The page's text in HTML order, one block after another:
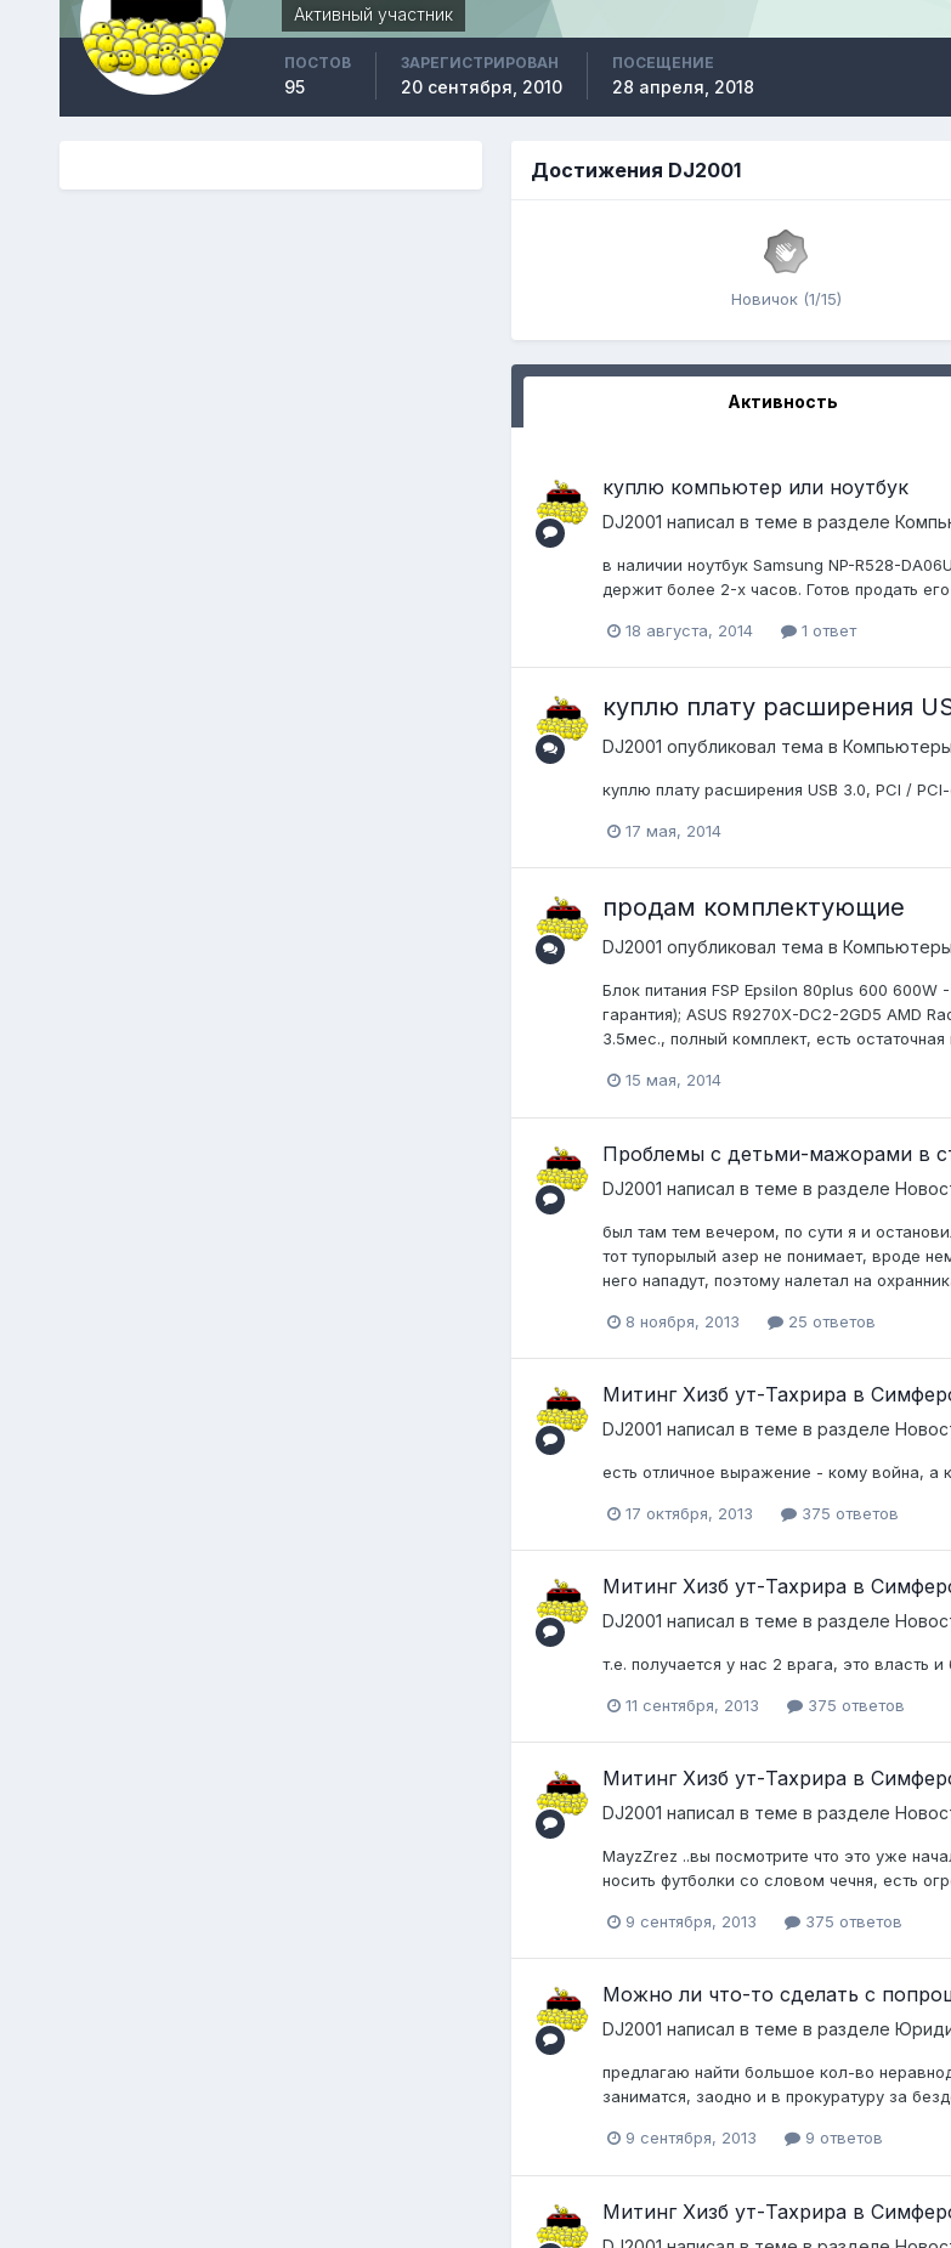
Активный участник
ПОСТОВ
95
ЗАРЕГИСТРИРОВАН
20 сентября, 2010
ПОСЕЩЕНИЕ
28 апреля, 2018
Достижения DJ2001
Новичок (1/15)
Активность
куплю компьютер или ноутбук
DJ2001 написал в теме в разделе
в наличии ноутбук Samsung NP-R528-
держит более 2-х часов. Готов продать
18 августа, 2014 1 ответ
куплю плату расширения
DJ2001 опубликовал тема в
куплю плату расширения USB 3.0, PCI /
17 мая, 2014
продам комплектующие
DJ2001 опубликовал тема в
Блок питания FSP Epsilon 80plus 600
гарантия); ASUS R9270X-DC2-2GD5 AMD
3.5мес., полный комплект, есть остаточная
15 мая, 2014
Проблемы с детьми-мажорами в
DJ2001 написал в теме в разделе
был там тем вечером, по сути я и
тот тупорылый азер не понимает, вроде
него нападут, поэтому налетал на
8 ноября, 2013 25 ответов
Митинг Хизб ут-Тахрира в
DJ2001 написал в теме в разделе
есть отличное выражение - кому война, а
17 октября, 2013 375 ответов
Митинг Хизб ут-Тахрира в
DJ2001 написал в теме в разделе
т.е. получается у нас 2 врага, это власть и
11 сентября, 2013 375 ответов
Митинг Хизб ут-Тахрира в
DJ2001 написал в теме в разделе
MayzZrez ..вы посмотрите что это уже
носить футболки со словом чечня, есть
9 сентября, 2013 375 ответов
Можно ли что-то сделать с
DJ2001 написал в теме в разделе
предлагаю найти большое кол-во
заниматся, заодно и в прокуратуру за
9 сентября, 2013 9 ответов
Митинг Хизб ут-Тахрира в